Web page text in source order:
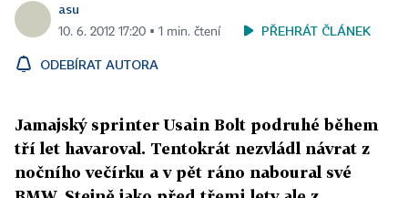
asu
10. 6. 2012 17:20 ▪ 1 min. čtení PŘEHRÁT ČLÁNEK
ODEBÍRAT AUTORA
Jamajský sprinter Usain Bolt podruhé během
tří let havaroval. Tentokrát nezvládl návrat z
nočního večírku a v pět ráno naboural své